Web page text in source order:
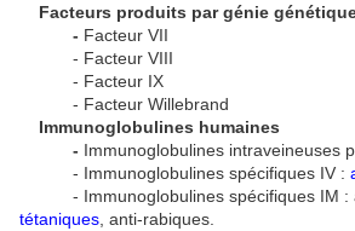
Facteurs produits par génie
- Facteur VII
- Facteur VIII
- Facteur IX
- Facteur Willebrand
Immunoglobulines humaines
- Immunoglobulines intraveineuses
- Immunoglobulines spécifiques IV :
- Immunoglobulines spécifiques IM :
tétaniques , anti-rabiques.